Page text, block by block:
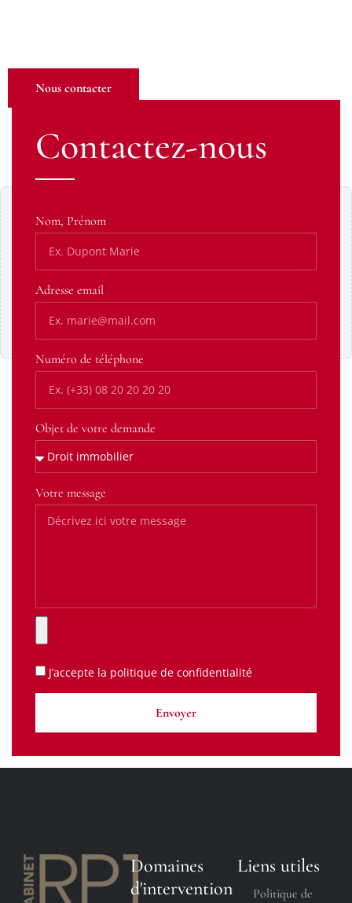
Nous contacter
Contenu Google Maps bloqué
déposer des cookies. Affichez-le pour continuer.
Contactez-nous
Nom, Prénom
Adresse email
Numéro de téléphone
Objet de votre demande
Votre message
J’accepte la politique de confidentialité
Envoyer
Domaines
d'intervention
Liens utiles
Politique de